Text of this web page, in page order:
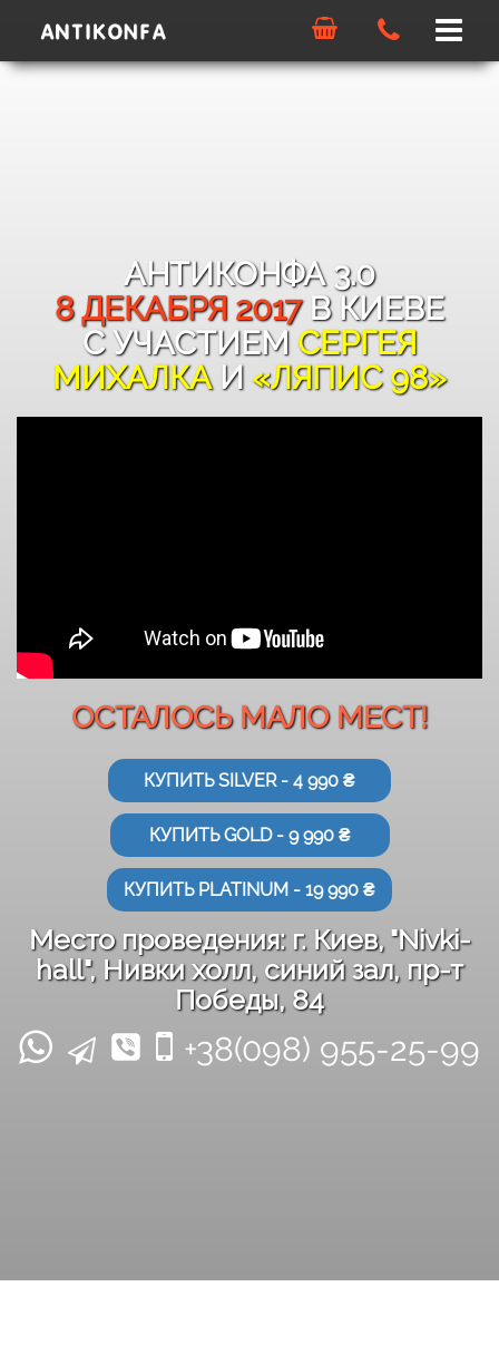
Почем?
ЧаВо?
Еще?
АНТИКОНФА 3.0
8 ДЕКАБРЯ 2017В КИЕВЕ
С УЧАСТИЕМ СЕРГЕЯ
МИХАЛКАИ «ЛЯПИС 98»
ОСТАЛОСЬ МАЛО МЕСТ!
КУПИТЬ SILVER - 4 990 ₴
КУПИТЬ GOLD - 9 990 ₴
КУПИТЬ PLATINUM - 19 990 ₴
Место проведения: г. Киев, "Nivki-
hall", Нивки холл, синий зал, пр-т
Победы, 84
+38(098) 955-25-99